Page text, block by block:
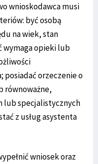
wnioskodawca musi
być osobą
na wiek, stan
wymaga opieki lub
posiadać orzeczenie o
równoważne,
lub specjalistycznych
z usług asystenta
wniosek oraz